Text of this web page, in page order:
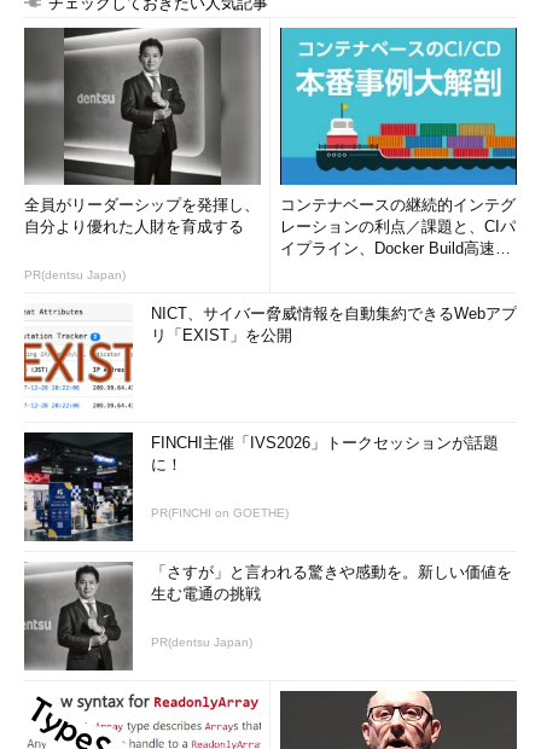
て、Windows Server 2012では新たに「最小サーバ・インタ
ーフェイス」という構成が用意されている。これはServer C
oreに最小限のGUI管理ツールをインストールしたもの（もし
くはフルインストールからGUIのシェルを削除したもの）で
ある。エクスプローラやInternet Explorer、タスク・バー、
スタート画面などは利用できないが、GUIのサーバ管理ツー
ルやMMC管理コンソールとそのスナップインなどは利用で
きる。Server Coreに近いセキュリティ・レベルを保ちなが
ら、GUIの管理ツールを使ってシステムの管理が可能であ
る。サインインするとサーバ・マネージャとコマンド・プロ
3種類のインストール形態（とデスクトップ・エクスペリエン
ス）ごとに利用可能な機能をまとめると、次のようになる。
機能
Core
最小サーバ・
インターフェ
ンスト
デスクトップ・
エクスペリエン
コマンド・プロン
プト
○ ○
PowerShell
／.NET
Framework
○ ○ ○ ○
サーバ・マネージ
ャ
－ ○
MMC管理コンソ
ール
－ ○ ○
全員がリーダーシップを発揮し、
自分より優れた人財を育成する
PR(dentsu Japan)
コンテナベースの継続的インテグ
レーションの利点／課題と、CIパ
イプライン、Docker Build高速化
NICT、サイバー脅威情報を自動集約できるWebアプ
リ「EXIST」を公開
FINCHI主催「IVS2026」トークセッションが話題
に！
PR(FINCHI on GOETHE)
「さすが」と言われる驚きや感動を。新しい価値を
生む電通の挑戦
PR(dentsu Japan)